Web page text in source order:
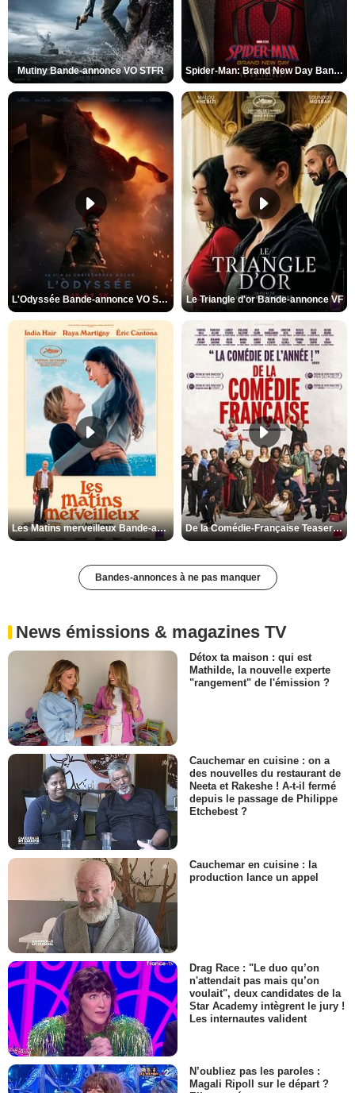
Mutiny Bande-annonce VO STFR Spider-Man: Brand New Day Bande-annonce VO STFR
L'Odyssée Bande-annonce VO STFR Le Triangle d'or Bande-annonce VF
Les Matins merveilleux Bande-annonce VF De la Comédie-Française Teaser VF
Bandes-annonces à ne pas manquer
News émissions & magazines TV
Détox ta maison : qui est
Mathilde, la nouvelle experte
"rangement" de l'émission ?
Cauchemar en cuisine : on a
des nouvelles du restaurant de
Neeta et Rakeshe ! A-t-il fermé
depuis le passage de Philippe
Etchebest ?
Cauchemar en cuisine : la
production lance un appel
Drag Race : "Le duo qu’on
n'attendait pas mais qu’on
voulait", deux candidates de la
Star Academy intègrent le jury !
Les internautes valident
N’oubliez pas les paroles :
Magali Ripoll sur le départ ?